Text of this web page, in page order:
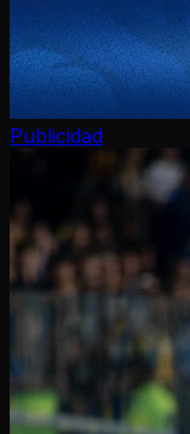
Publicidad